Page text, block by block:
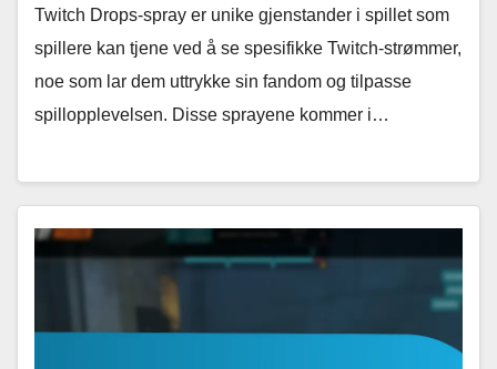
Twitch Drops-spray er unike gjenstander i spillet som
spillere kan tjene ved å se spesifikke Twitch-strømmer,
noe som lar dem uttrykke sin fandom og tilpasse
spillopplevelsen. Disse sprayene kommer i…